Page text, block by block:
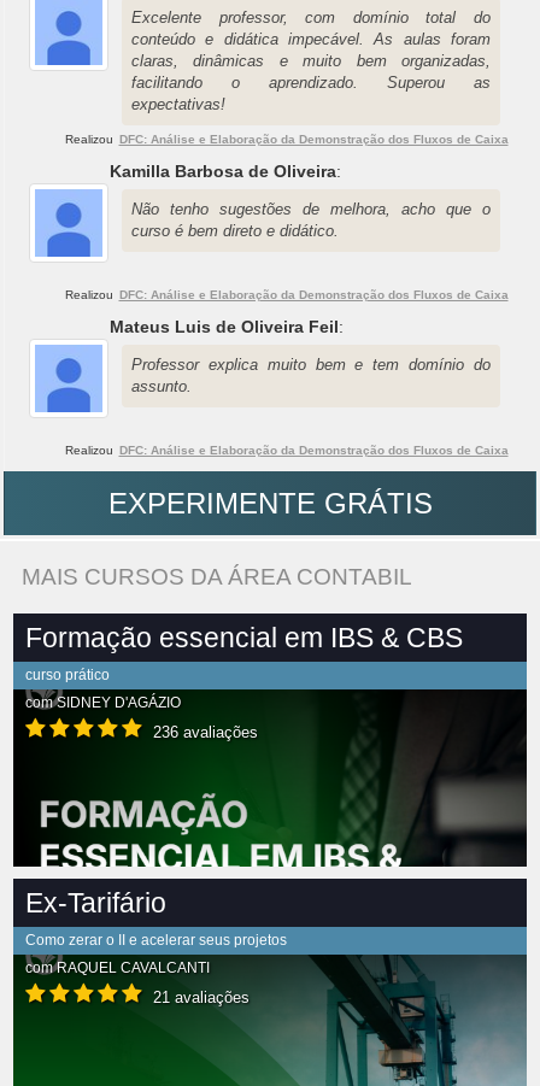
Excelente professor, com domínio total do
conteúdo e didática impecável. As aulas foram
claras, dinâmicas e muito bem organizadas,
facilitando o aprendizado. Superou as
expectativas!
Realizou DFC: Análise e Elaboração da Demonstração dos Fluxos de Caixa
Kamilla Barbosa de Oliveira:
Não tenho sugestões de melhora, acho que o
curso é bem direto e didático.
Realizou DFC: Análise e Elaboração da Demonstração dos Fluxos de Caixa
Mateus Luis de Oliveira Feil:
Professor explica muito bem e tem domínio do
assunto.
Realizou DFC: Análise e Elaboração da Demonstração dos Fluxos de Caixa
EXPERIMENTE GRÁTIS
MAIS CURSOS DA ÁREA CONTABIL
Formação essencial em IBS & CBS
curso prático
comSIDNEY D'AGÁZIO
236 avaliações
Ex-Tarifário
Como zerar o II e acelerar seus projetos
comRAQUEL CAVALCANTI
21 avaliações